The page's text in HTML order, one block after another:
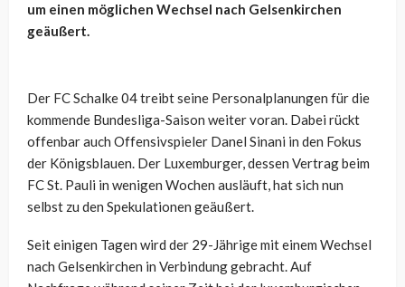
um einen möglichen Wechsel nach Gelsenkirchen
geäußert.
Der FC Schalke 04 treibt seine Personalplanungen für die
kommende Bundesliga-Saison weiter voran. Dabei rückt
offenbar auch Offensivspieler Danel Sinani in den Fokus
der Königsblauen. Der Luxemburger, dessen Vertrag beim
FC St. Pauli in wenigen Wochen ausläuft, hat sich nun
selbst zu den Spekulationen geäußert.
Seit einigen Tagen wird der 29-Jährige mit einem Wechsel
nach Gelsenkirchen in Verbindung gebracht. Auf